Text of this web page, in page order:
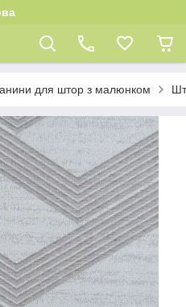
для штор з малюнком